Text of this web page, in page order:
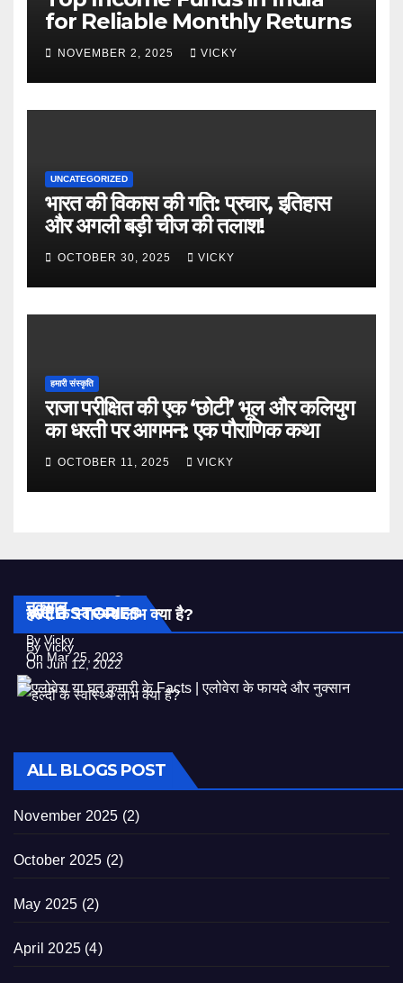
for Reliable Monthly Returns
NOVEMBER 2, 2025 VICKY
UNCATEGORIZED
भारत की विकास की गति: प्रचार, इतिहास
और अगली बड़ी चीज की तलाश!
OCTOBER 30, 2025 VICKY
हमारी संस्कृति
राजा परीक्षित की एक ‘छोटी’ भूल और कलियुग
का धरती पर आगमन: एक पौराणिक कथा
OCTOBER 11, 2025 VICKY
WEB STORIES
नुक्सान
By Vicky
On Mar 25, 2023
हल्दी के स्वास्थ्य लाभ क्या है?
By Vicky
On Jun 12, 2022
ALL BLOGS POST
November 2025 (2)
October 2025 (2)
May 2025 (2)
April 2025 (4)